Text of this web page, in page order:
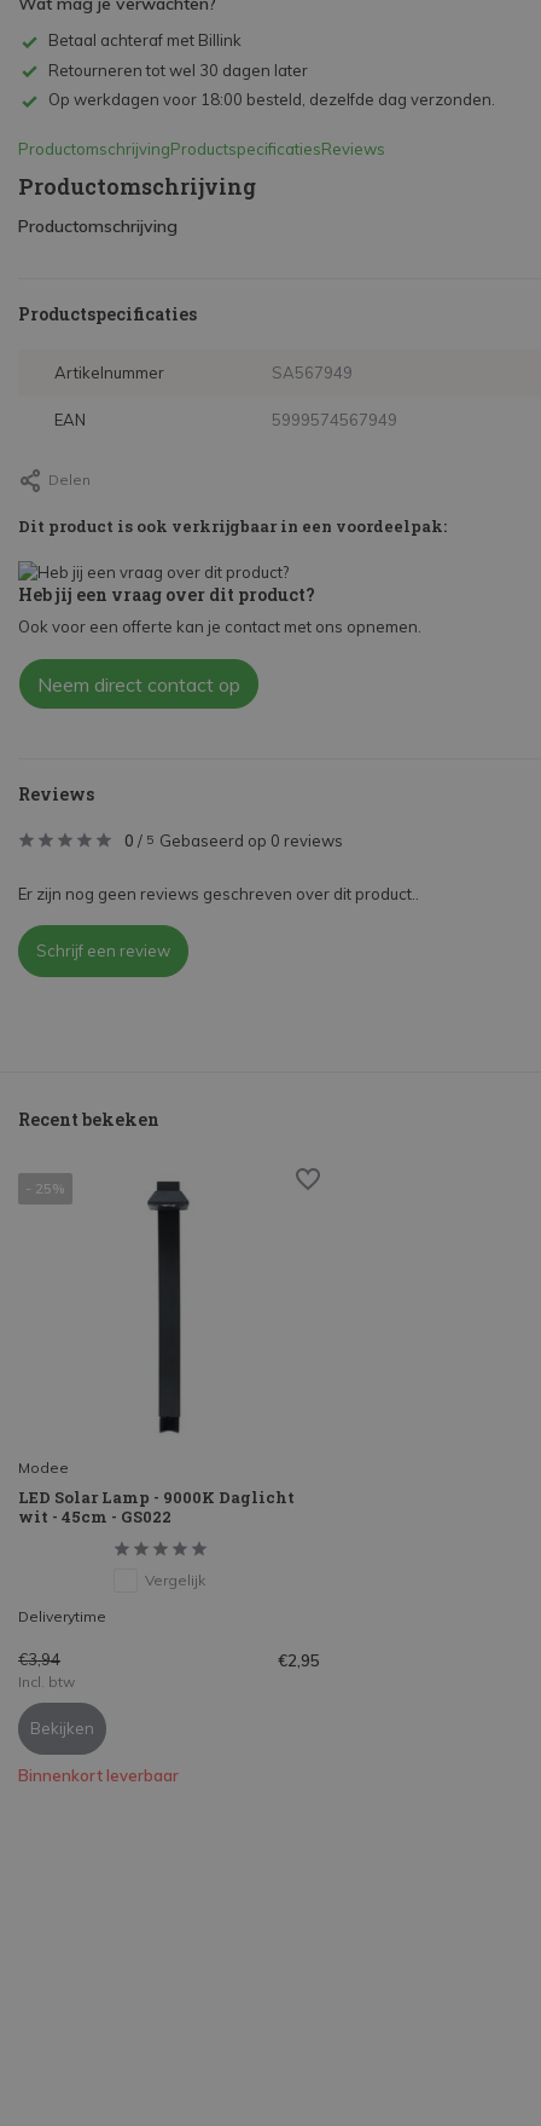
Betaal achteraf met Billink
Retourneren tot wel 30 dagen later
Op werkdagen voor 18:00 besteld, dezelfde dag verzonden.
ProductomschrijvingProductspecificatiesReviews
Productomschrijving
Productomschrijving
Productspecificaties
Artikelnummer SA567949
EAN 5999574567949
Delen
Dit product is ook verkrijgbaar in een voordeelpak:
Heb jij een vraag over dit product?
Ook voor een offerte kan je contact met ons opnemen.
Neem direct contact op
Reviews
0 / 5 Gebaseerd op 0 reviews
Er zijn nog geen reviews geschreven over dit product..
Schrijf een review
Recent bekeken
- 25%
Modee
LED Solar Lamp - 9000K Daglicht
wit - 45cm - GS022
Vergelijk
Deliverytime
€3,94 €2,95
Incl. btw
Bekijken
Binnenkort leverbaar